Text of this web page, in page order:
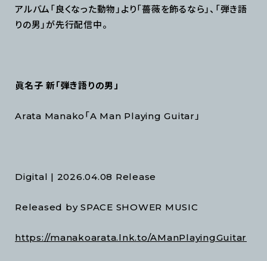
アルバム「良くなった動物」より「薔薇を飾るなら」、「弾き語
りの男」が先行配信中。
眞名子 新「弾き語りの男」
Arata Manako「A Man Playing Guitar」
Digital | 2026.04.08 Release
Released by SPACE SHOWER MUSIC
https://manakoarata.lnk.to/AManPlayingGuitar